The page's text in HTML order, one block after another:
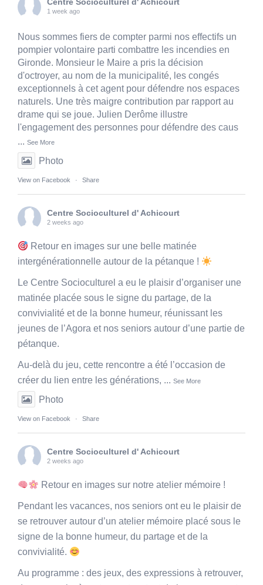
1 week ago
Nous sommes fiers de compter parmi nos effectifs un
pompier volontaire parti combattre les incendies en
Gironde. Monsieur le Maire a pris la décision
d'octroyer, au nom de la municipalité, les congés
exceptionnels à cet agent pour défendre nos espaces
naturels. Une très maigre contribution par rapport au
drame qui se joue. Julien Derôme illustre
l'engagement des personnes pour défendre des caus
... See More
Photo
View on Facebook · Share
Centre Socioculturel d' Achicourt
2 weeks ago
Retour en images sur une belle matinée
intergénérationnelle autour de la pétanque !
Le Centre Socioculturel a eu le plaisir d’organiser une
matinée placée sous le signe du partage, de la
convivialité et de la bonne humeur, réunissant les
jeunes de l’Agora et nos seniors autour d’une partie de
pétanque.
Au-delà du jeu, cette rencontre a été l’occasion de
créer du lien entre les générations, ... See More
Photo
View on Facebook · Share
Centre Socioculturel d' Achicourt
2 weeks ago
Retour en images sur notre atelier mémoire !
Pendant les vacances, nos seniors ont eu le plaisir de
se retrouver autour d’un atelier mémoire placé sous le
signe de la bonne humeur, du partage et de la
convivialité.
Au programme : des jeux, des expressions à retrouver,